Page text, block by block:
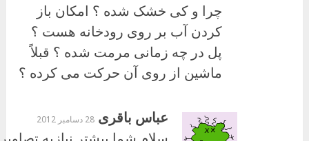
چرا و کی خشک شده ؟ امکان باز
کردن آب بر روی رودخانه هست ؟
پل در چه زمانی مرمت شده ؟ قبلاً
ماشین از روی آن حرکت می کرده ؟
عباس باقری 28 دسامبر 2012